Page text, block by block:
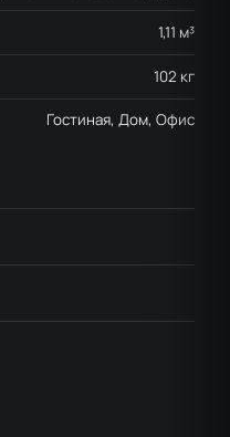
1,11 м³
102 кг
Гостиная, Дом, Офис